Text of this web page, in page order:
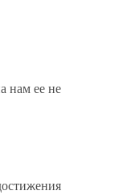
нам ее не